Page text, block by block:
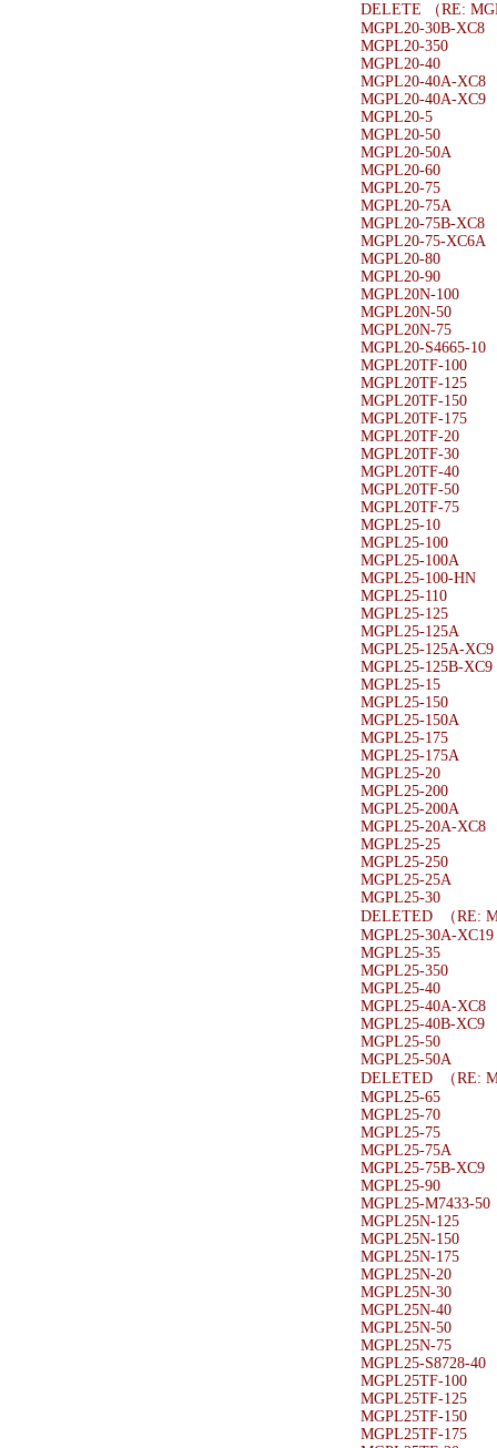
DELETE （RE:
MGPL20-30B-XC8
MGPL20-350
MGPL20-40
MGPL20-40A-XC8
MGPL20-40A-XC9
MGPL20-5
MGPL20-50
MGPL20-50A
MGPL20-60
MGPL20-75
MGPL20-75A
MGPL20-75B-XC8
MGPL20-75-XC6A
MGPL20-80
MGPL20-90
MGPL20N-100
MGPL20N-50
MGPL20N-75
MGPL20-S4665-10
MGPL20TF-100
MGPL20TF-125
MGPL20TF-150
MGPL20TF-175
MGPL20TF-20
MGPL20TF-30
MGPL20TF-40
MGPL20TF-50
MGPL20TF-75
MGPL25-10
MGPL25-100
MGPL25-100A
MGPL25-100-HN
MGPL25-110
MGPL25-125
MGPL25-125A
MGPL25-125A-XC9
MGPL25-125B-XC9
MGPL25-15
MGPL25-150
MGPL25-150A
MGPL25-175
MGPL25-175A
MGPL25-20
MGPL25-200
MGPL25-200A
MGPL25-20A-XC8
MGPL25-25
MGPL25-250
MGPL25-25A
MGPL25-30
DELETED （RE:
MGPL25-30A-XC19
MGPL25-35
MGPL25-350
MGPL25-40
MGPL25-40A-XC8
MGPL25-40B-XC9
MGPL25-50
MGPL25-50A
DELETED （RE:
MGPL25-65
MGPL25-70
MGPL25-75
MGPL25-75A
MGPL25-75B-XC9
MGPL25-90
MGPL25-M7433-50
MGPL25N-125
MGPL25N-150
MGPL25N-175
MGPL25N-20
MGPL25N-30
MGPL25N-40
MGPL25N-50
MGPL25N-75
MGPL25-S8728-40
MGPL25TF-100
MGPL25TF-125
MGPL25TF-150
MGPL25TF-175